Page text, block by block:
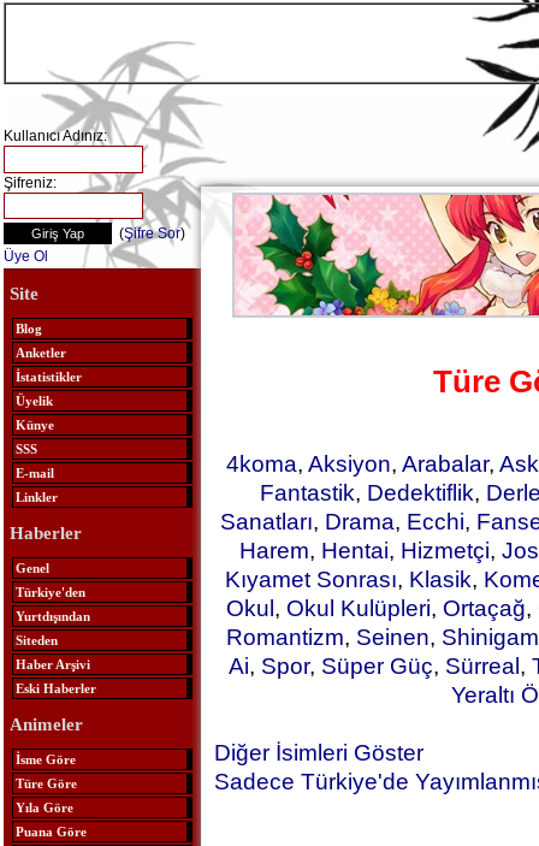
Kullanıcı Adınız:
Şifreniz:
(Şifre Sor)
Üye Ol
Site
Blog
Anketler
İstatistikler
Üyelik
Künye
SSS
E-mail
Linkler
Haberler
Genel
Türkiye'den
Yurtdışından
Siteden
Haber Arşivi
Eski Haberler
Animeler
İsme Göre
Türe Göre
Yıla Göre
Puana Göre
Türe
4koma, Aksiyon, Arabalar,
Fantastik, Dedektiflik,
Sanatları, Drama, Ecchi,
Harem, Hentai, Hizmetçi,
Kıyamet Sonrası, Klasik,
Okul , Okul Kulüpleri, Ortaçağ,
Romantizm, Seinen,
Ai, Spor, Süper Güç, Sürreal ,
Yeraltı
Diğer İsimleri Göster
Sadece Türkiye'de